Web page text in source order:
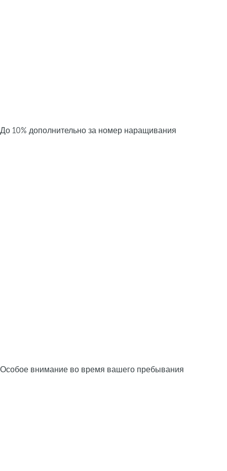
До 10% дополнительно за номер наращивания
Особое внимание во время вашего пребывания